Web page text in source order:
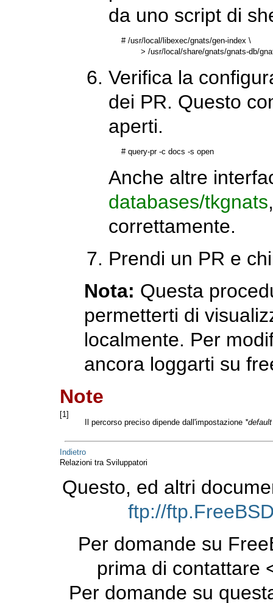
da uno script di
# /usr/local/libexec/gnats/gen-index \
> /usr/local/share/gnats/gnats-db/
Verifica la
dei PR. Questo
aperti.
# query-pr -c docs -s open
Anche altre
databases/tkgnats
correttamente.
Prendi un PR e
Nota: Questa
permetterti di
localmente. Per
ancora loggarti su
Note
[1]
Il percorso preciso dipende dall'impostazione
Indietro
Relazioni tra Sviluppatori
Questo, ed altri
ftp://
Per domande su
prima di contattare
Per domande su